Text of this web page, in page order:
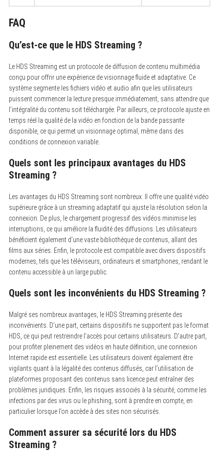
FAQ
Qu’est-ce que le HDS Streaming ?
Le HDS Streaming est un protocole de diffusion de contenu multimédia
conçu pour offrir une expérience de visionnage fluide et adaptative. Ce
système segmente les fichiers vidéo et audio afin que les utilisateurs
puissent commencer la lecture presque immédiatement, sans attendre que
l’intégralité du contenu soit téléchargée. Par ailleurs, ce protocole ajuste en
temps réel la qualité de la vidéo en fonction de la bande passante
disponible, ce qui permet un visionnage optimal, même dans des
conditions de connexion variable.
Quels sont les principaux avantages du HDS
Streaming ?
Les avantages du HDS Streaming sont nombreux. Il offre une qualité vidéo
supérieure grâce à un streaming adaptatif qui ajuste la résolution selon la
connexion. De plus, le chargement progressif des vidéos minimise les
interruptions, ce qui améliore la fluidité des diffusions. Les utilisateurs
bénéficient également d’une vaste bibliothèque de contenus, allant des
films aux séries. Enfin, le protocole est compatible avec divers dispositifs
modernes, tels que les téléviseurs, ordinateurs et smartphones, rendant le
contenu accessible à un large public.
Quels sont les inconvénients du HDS Streaming ?
Malgré ses nombreux avantages, le HDS Streaming présente des
inconvénients. D’une part, certains dispositifs ne supportent pas le format
HDS, ce qui peut restreindre l’accès pour certains utilisateurs. D’autre part,
pour profiter pleinement des vidéos en haute définition, une connexion
Internet rapide est essentielle. Les utilisateurs doivent également être
vigilants quant à la légalité des contenus diffusés, car l’utilisation de
plateformes proposant des contenus sans licence peut entraîner des
problèmes juridiques. Enfin, les risques associés à la sécurité, comme les
infections par des virus ou le phishing, sont à prendre en compte, en
particulier lorsque l’on accède à des sites non sécurisés.
Comment assurer sa sécurité lors du HDS
Streaming ?